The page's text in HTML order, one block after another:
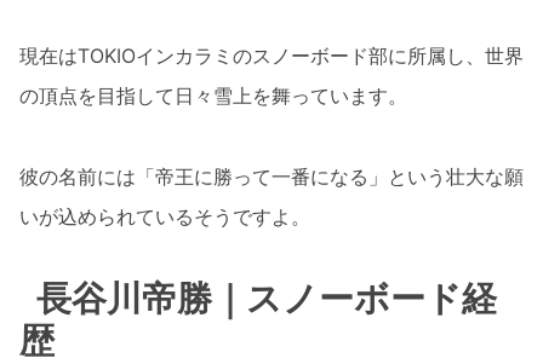
現在はTOKIOインカラミのスノーボード部に所属し、世界
の頂点を目指して日々雪上を舞っています。
彼の名前には「帝王に勝って一番になる」という壮大な願
いが込められているそうですよ。
長谷川帝勝｜スノーボード経
歴